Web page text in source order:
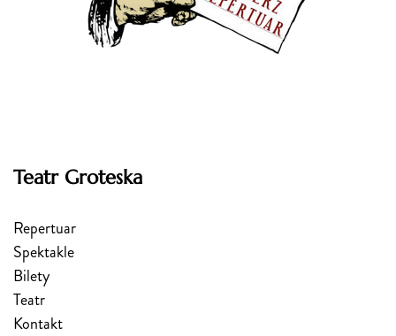
Teatr Groteska
Repertuar
Spektakle
Bilety
Teatr
Kontakt